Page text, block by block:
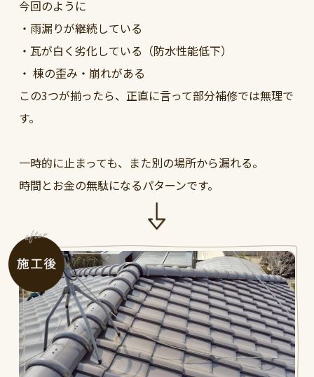
今回のように
・雨漏りが継続している
・瓦が白く劣化している（防水性能低下）
・ 棟の歪み・崩れがある
この3つが揃ったら、正直に言って部分補修では無理で
す。
一時的に止まっても、また別の場所から漏れる。
時間とお金の無駄になるパターンです。